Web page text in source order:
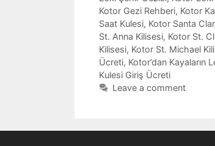
Kotor Gezi Rehberi, Kotor
Saat Kulesi, Kotor Santa
St. Anna Kilisesi, Kotor St.
Kilisesi, Kotor St. Michael
Ücreti, Kotor’dan Kayaların
Kulesi Giriş Ücreti
Leave a comment